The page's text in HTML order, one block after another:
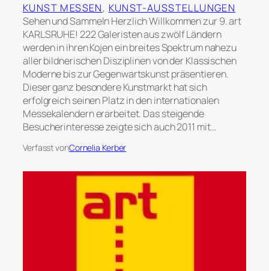
KUNST MESSEN, KUNST-AUSSTELLUNGEN
Sehen und Sammeln Herzlich Willkommen zur 9. art
KARLSRUHE! 222 Galeristen aus zwölf Ländern
werden in ihren Kojen ein breites Spektrum nahezu
aller bildnerischen Disziplinen von der Klassischen
Moderne bis zur Gegenwartskunst präsentieren.
Dieser ganz besondere Kunstmarkt hat sich
erfolgreich seinen Platz in den internationalen
Messekalendern erarbeitet. Das steigende
Besucherinteresse zeigte sich auch 2011 mit…
Verfasst vonCornelia Kerber